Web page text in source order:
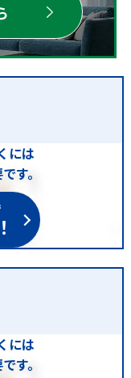
には
す。
には
す。